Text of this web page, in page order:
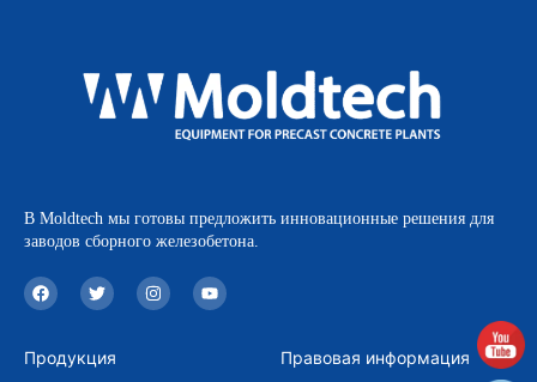
В Moldtech мы готовы предложить инновационные решения для
заводов сборного железобетона.
F
a
c
b
o
T
w
i
t
e
I
n
s
Y
o
u
Продукция
Правовая информация